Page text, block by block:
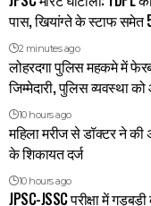
पास, खियांग्ते के स्टाफ समेत
2 minutes ago
लोहरदगा पुलिस महकमे में
जिम्मेदारी, पुलिस व्यवस्था
10 hours ago
महिला मरीज से डॉक्टर ने
के शिकायत दर्ज
10 hours ago
JPSC-JSSC परीक्षा में